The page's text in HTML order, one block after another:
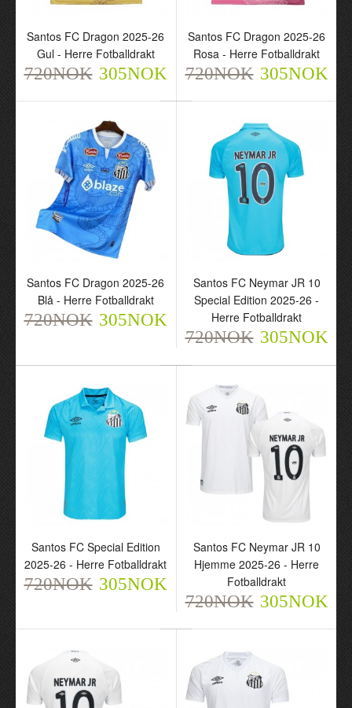
26 Gul - Herre
Fotballdrakt
720NOK 305NOK
26 Rosa - Herre
Fotballdrakt
720NOK 305NOK
Santos FC Dragon 2025-
26 Blå - Herre
Fotballdrakt
720NOK
Santos FC Neymar JR 10
Special Edition 2025-26 -
Herre Fotballdrakt
720NOK 305NOK
Santos FC Special Edition
2025-26 - Herre
720NOK
Santos FC Neymar JR 10
Hjemme 2025-26 - Herre
Fotballdrakt
720NOK
Santos FC Dragon 2025-26
Gul - Herre Fotballdrakt
720NOK 305NOK
Santos FC Dragon 2025-26
Rosa - Herre Fotballdrakt
720NOK 305NOK
Santos FC Dragon 2025-26
Blå - Herre Fotballdrakt
720NOK 305NOK
Santos FC Neymar JR 10
Special Edition 2025-26 -
Herre Fotballdrakt
720NOK 305NOK
Santos FC Special Edition
2025-26 - Herre Fotballdrakt
720NOK 305NOK
Santos FC Neymar JR 10
Hjemme 2025-26 - Herre
Fotballdrakt
720NOK 305NOK